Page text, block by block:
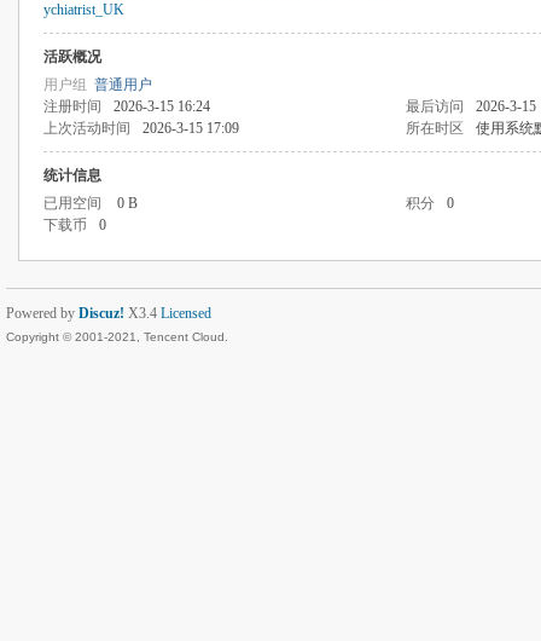
ychiatrist_UK
活跃概况
用户组 普通用户
注册时间
2026-3-15 16:24 最后访问
2026-3-15
上次活动时间
2026-3-15 17:09 所在时区 使用系统
统计信息
已用空间
0 B 积分
0
下载币
0
Powered by Discuz! X3.4 Licensed
Copyright © 2001-2021, Tencent Cloud.